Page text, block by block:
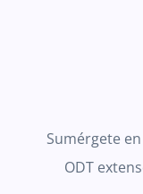
Sumérgete
ODT